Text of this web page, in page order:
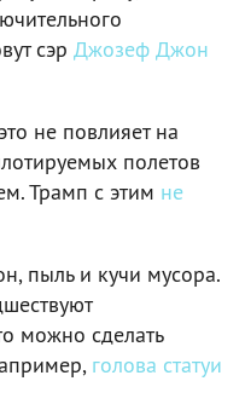
сэр Джозеф Джон
не повлияет на
полетов
Трамп с этим не
пыль и кучи мусора.
можно сделать
голова статуи